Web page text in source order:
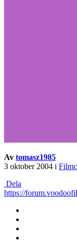
Av tomasz1985
3 oktober 2004 i
Dela
https://